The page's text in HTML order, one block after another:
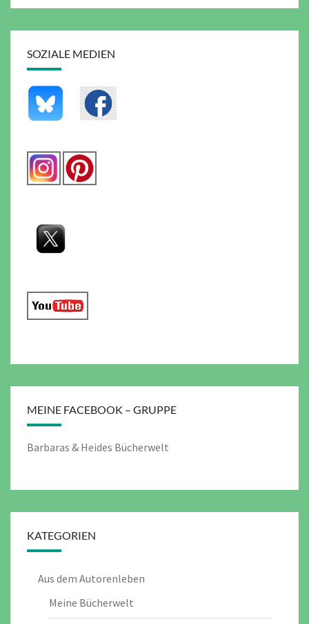
SOZIALE MEDIEN
MEINE FACEBOOK – GRUPPE
Barbaras & Heides Bücherwelt
KATEGORIEN
Aus dem Autorenleben
Meine Bücherwelt